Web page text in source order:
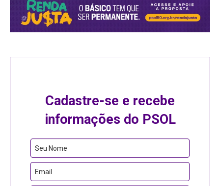
Cadastre-se e recebe
informações do PSOL
Seu Nome
Email